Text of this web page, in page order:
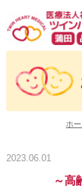
ホ
2023.06.01
～高